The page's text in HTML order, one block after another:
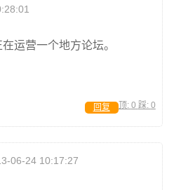
运营一个地方论坛。
顶: 0 踩: 0
回复
06-24 10:17:27